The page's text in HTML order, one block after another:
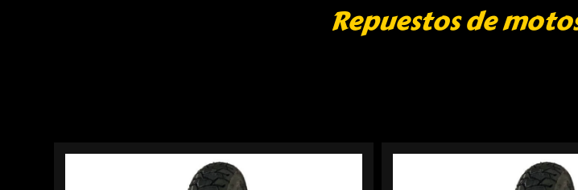
Repuestos de